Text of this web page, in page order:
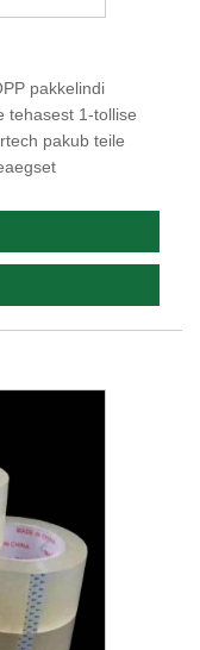
pakkelindi
tehasest 1-tollise
pakub teile